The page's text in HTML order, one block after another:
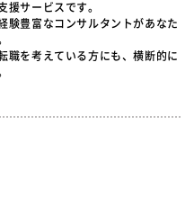
援サービスです。
験豊富なコンサルタントがあなた
職を考えている方にも、横断的に